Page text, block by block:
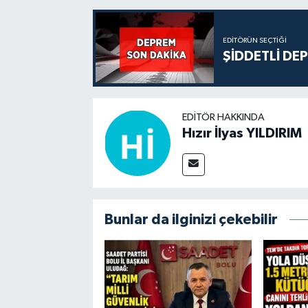
EDITÖRÜN SEÇTIĞI
ŞİDDETLİ
EDITÖR HAKKINDA
Hızır İlyas YILDIRIM
Bunlar da ilginizi çekebilir